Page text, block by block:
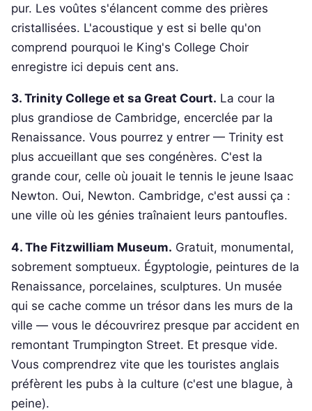
pur. Les voûtes s'élancent comme des prières
cristallisées. L'acoustique y est si belle qu'on
comprend pourquoi le King's College Choir
enregistre ici depuis cent ans.
3. Trinity College et sa Great Court. La cour la
plus grandiose de Cambridge, encerclée par la
Renaissance. Vous pourrez y entrer — Trinity est
plus accueillant que ses congénères. C'est la
grande cour, celle où jouait le tennis le jeune Isaac
Newton. Oui, Newton. Cambridge, c'est aussi ça :
une ville où les génies traînaient leurs pantoufles.
4. The Fitzwilliam Museum. Gratuit, monumental,
sobrement somptueux. Égyptologie, peintures de la
Renaissance, porcelaines, sculptures. Un musée
qui se cache comme un trésor dans les murs de la
ville — vous le découvrirez presque par accident en
remontant Trumpington Street. Et presque vide.
Vous comprendrez vite que les touristes anglais
préfèrent les pubs à la culture (c'est une blague, à
peine).